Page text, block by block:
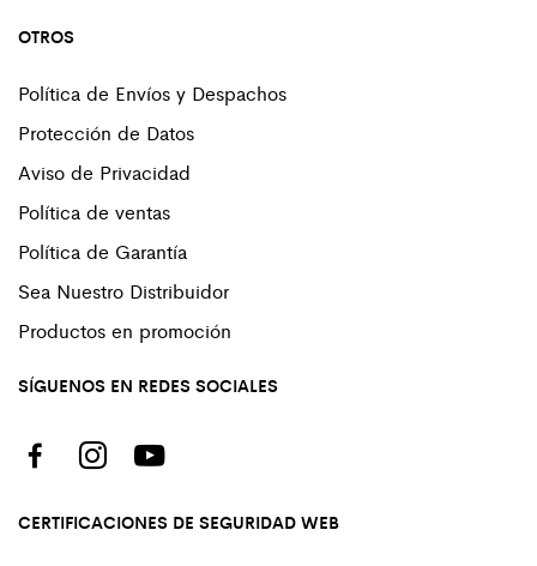
OTROS
Política de Envíos y Despachos
Protección de Datos
Aviso de Privacidad
Política de ventas
Política de Garantía
Sea Nuestro Distribuidor
Productos en promoción
SÍGUENOS EN REDES SOCIALES
CERTIFICACIONES DE SEGURIDAD WEB